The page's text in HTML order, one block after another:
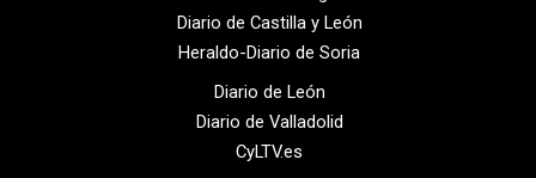
Diario de Castilla y León
Heraldo-Diario de Soria
Diario de León
Diario de Valladolid
CyLTV.es